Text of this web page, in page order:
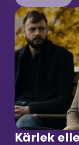
Kärlek